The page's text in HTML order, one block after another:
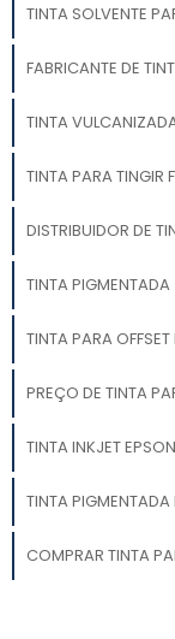
TINTA SOLVENTE
FABRICANTE DE
TINTA
TINTA PARA TINGIR
DISTRIBUIDOR DE
TINTA PIGMENTADA
TINTA PARA
PREÇO DE TINTA
TINTA INKJET EPSON
TINTA PIGMENTADA
COMPRAR TINTA